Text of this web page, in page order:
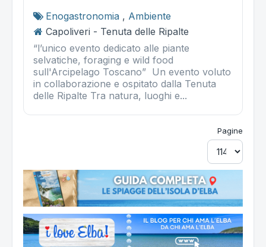
Enogastronomia , Ambiente
Capoliveri - Tenuta delle Ripalte
“l’unico evento dedicato alle piante
selvatiche, foraging e wild food
sull'Arcipelago Toscano” Un evento voluto
in collaborazione e ospitato dalla Tenuta
delle Ripalte Tra natura, luoghi e...
Pagine